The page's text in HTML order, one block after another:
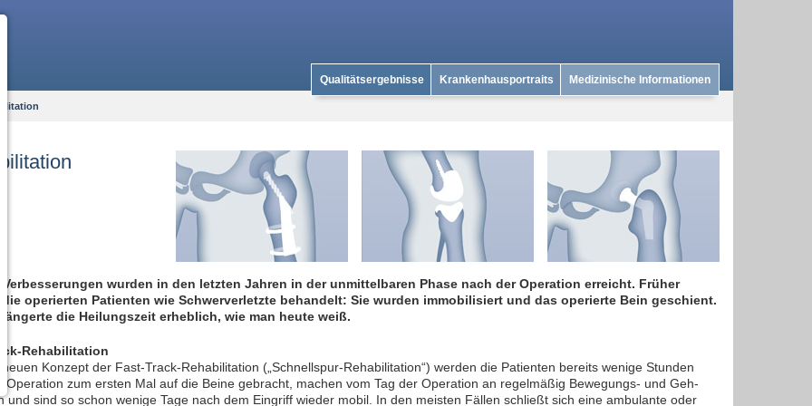
Qualitätsergebnisse Krankenhausportraits Medizinische Informationen
Verbesserungen wurden in den letzten Jahren in der unmittelbaren Phase nach der Operation erreicht. Früher
die operierten Patienten wie Schwerverletzte behandelt: Sie wurden immobilisiert und das operierte Bein geschient.
die Heilungszeit erheblich, wie man heute weiß.
Rehabilitation
neuen Konzept der Fast-Track-Rehabilitation („Schnellspur-Rehabilitation“) werden die Patienten bereits wenige Stunden
Operation zum ersten Mal auf die Beine gebracht, machen vom Tag der Operation an regelmäßig Bewegungs- und Geh-
und sind so schon wenige Tage nach dem Eingriff wieder mobil. In den meisten Fällen schließt sich eine ambulante oder